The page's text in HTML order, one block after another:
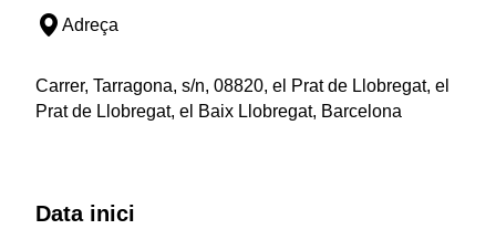
Adreça
Carrer, Tarragona, s/n, 08820, el Prat de Llobregat, el
Prat de Llobregat, el Baix Llobregat, Barcelona
Data inici